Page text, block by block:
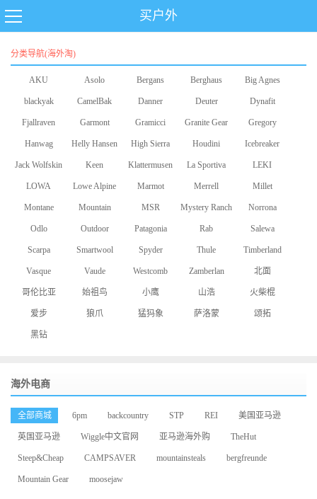
买户外
分类导航(海外淘)
AKU Asolo Bergans Berghaus Big Agnes
blackyak CamelBak Danner Deuter Dynafit
Fjallraven Garmont Gramicci Granite Gear Gregory
Hanwag Helly Hansen High Sierra Houdini Icebreaker
Jack Wolfskin Keen Klattermusen La Sportiva LEKI
LOWA Lowe Alpine Marmot Merrell Millet
Montane Mountain
Equipment
MSR Mystery Ranch Norrona
Odlo Outdoor
Research
Patagonia Rab Salewa
Scarpa Smartwool Spyder Thule Timberland
Vasque Vaude Westcomb Zamberlan 北面
哥伦比亚 始祖鸟 小鹰 山浩 火柴棍
爱步 狼爪 猛犸象 萨洛蒙 颂拓
黑钻
海外电商
全部商城 6pm backcountry STP REI 美国亚马逊
英国亚马逊 Wiggle中文官网 亚马逊海外购 TheHut
Steep&Cheap CAMPSAVER mountainsteals bergfreunde
Mountain Gear moosejaw